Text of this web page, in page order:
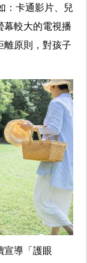
：卡通影片、兒
幕較大的電視播
離原則，對孩子
宣導「護眼